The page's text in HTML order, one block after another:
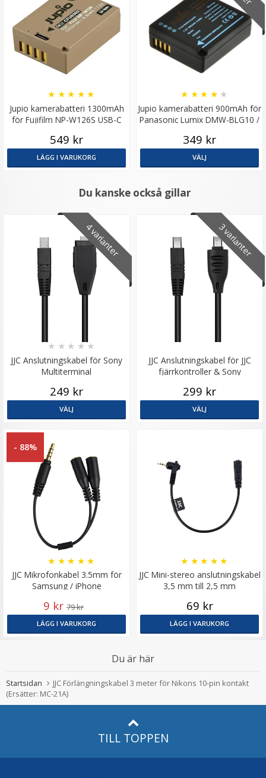
Jupio kamerabatteri 1300mAh
för Fujifilm NP-W126S USB-C
★ ★ ★ ★ ★
549 kr
LÄGG I VARUKORG
Jupio kamerabatteri 900mAh för
Panasonic Lumix DMW-BLG10 /
★ ★ ★ ★ ★
349 kr
VÄLJ
Du kanske också gillar
4 varianter
JJC Anslutningskabel för Sony
Multiterminal
★ ★ ★ ★★
249 kr
VÄLJ
3 varianter
JJC Anslutningskabel för JJC
fjärrkontroller & Sony
299 kr
VÄLJ
- 88%
JJC Mikrofonkabel 3.5mm för
Samsung / iPhone
★ ★ ★ ★ ★
9 kr 79 kr
LÄGG I VARUKORG
JJC Mini-stereo anslutningskabel
3,5 mm till 2,5 mm
★ ★ ★ ★ ★
69 kr
LÄGG I VARUKORG
Du är här
Startsidan
JJC Förlängningskabel 3 meter för Nikons 10-pin kontakt
(Ersätter: MC-21A)
TILL TOPPEN